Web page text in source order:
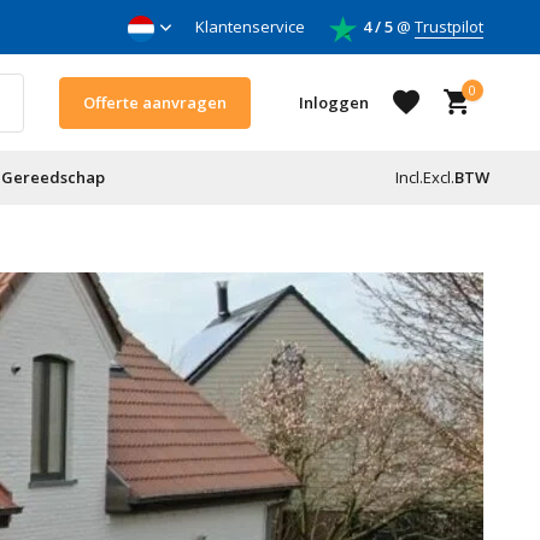
Klantenservice 4 / 5@ Trustpilot
Offerte aanvragen Inloggen
Account aanmaken
0
Gereedschap Incl.Excl.BTW